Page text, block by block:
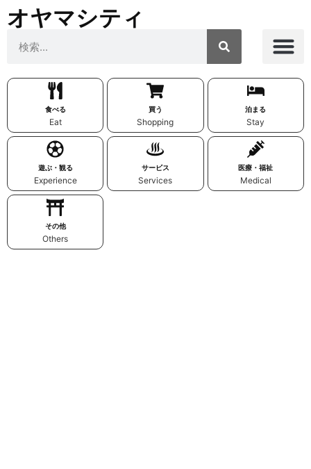
オヤマシティ
食べる
Eat
買う
Shopping
泊まる
Stay
遊ぶ・観る
Experience
サービス
Services
医療・福祉
Medical
その他
Others